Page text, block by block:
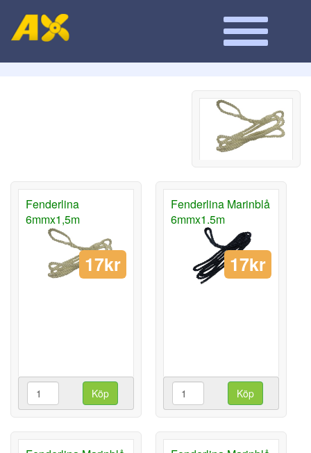
Fenderlina
6mmx1,5m
17kr
Köp
Fenderlina Marinblå
6mmx1.5m
17kr
Köp